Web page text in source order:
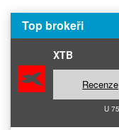
Top brokeři
XTB
Recenze
U